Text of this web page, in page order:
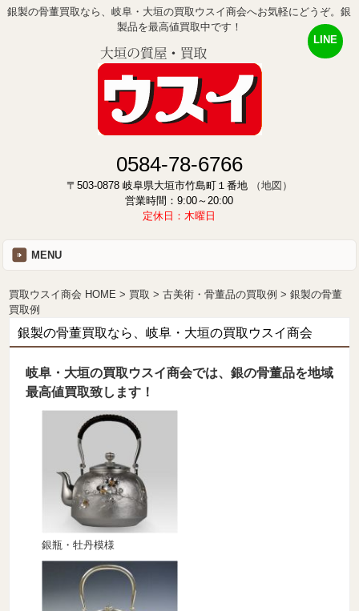
銀製の骨董買取なら、岐阜・大垣の買取ウスイ商会へお気軽にどうぞ。銀
製品を最高値買取中です！
0584-78-6766
〒503-0878 岐阜県大垣市竹島町１番地
（地図）
営業時間：9:00～20:00
定休日：木曜日
MENU
買取ウスイ商会 HOME 買取 古美術・骨董品の買取例
銀製の骨董
買取例
銀製の骨董買取なら、岐阜・大垣の買取ウスイ商会
岐阜・大垣の買取ウスイ商会では、銀の骨董品を地域
最高値買取致します！
銀瓶・牡丹模様
LINE